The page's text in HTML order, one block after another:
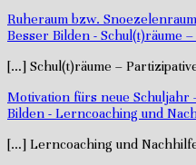
Ruheraum bzw.
Besser Bilden - Schul(t)räume
[…] Schul(t)räume –
Motivation fürs neue
Bilden - Lerncoaching und
[…] Lerncoaching und